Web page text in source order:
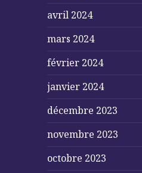
avril 2024
mars 2024
février 2024
janvier 2024
décembre 2023
novembre 2023
octobre 2023